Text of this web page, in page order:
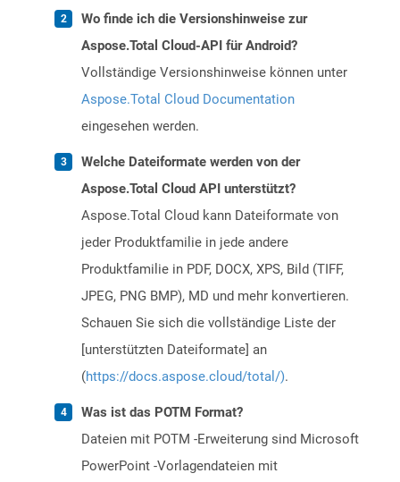
Wo finde ich die Versionshinweise zur
Aspose.Total Cloud-API für Android?
Vollständige Versionshinweise können unter
Aspose.Total Cloud Documentation
eingesehen werden.
Welche Dateiformate werden von der
Aspose.Total Cloud API unterstützt?
Aspose.Total Cloud kann Dateiformate von
jeder Produktfamilie in jede andere
Produktfamilie in PDF, DOCX, XPS, Bild (TIFF,
JPEG, PNG BMP), MD und mehr konvertieren.
Schauen Sie sich die vollständige Liste der
[unterstützten Dateiformate] an
(https://docs.aspose.cloud/total/).
Was ist das POTM Format?
Dateien mit POTM -Erweiterung sind Microsoft
PowerPoint -Vorlagendateien mit